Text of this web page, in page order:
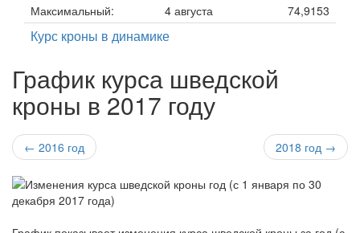
Максимальный:
4 августа 74,9153
Курс кроны в динамике
График курса шведской
кроны в 2017 году
← 2016 год 2018 год →